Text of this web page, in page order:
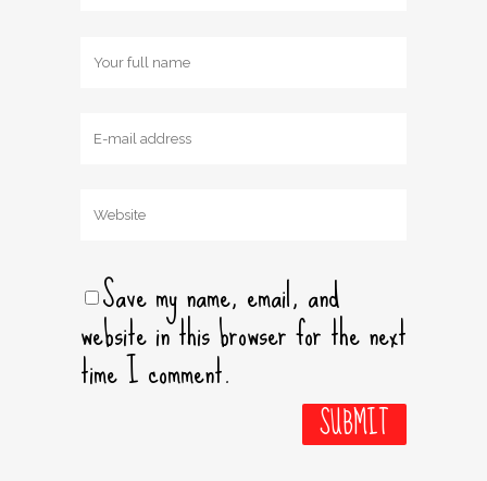
Save my name, email, and
website in this browser for the next
time I comment.